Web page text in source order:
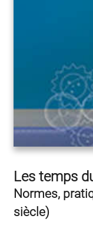
Les temps
Normes,
siècle)